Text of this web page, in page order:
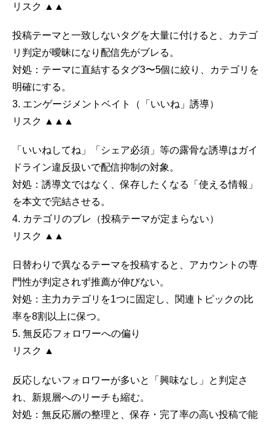
リスク ▲▲
投稿テーマと一致しないタグを大量に付けると、カテゴ
リ判定が曖昧になり配信先がブレる。
対処： テーマに直結するタグ3〜5個に絞り、カテゴリを
明確にする。
3. エンゲージメントベイト（「いいね」誘導）
リスク ▲▲▲
「いいねしてね」「シェア必須」等の露骨な誘導はガイ
ドライン違反扱いで配信抑制の対象。
対処： 誘導文ではなく、保存したくなる「使える情報」
を本文で完結させる。
4. カテゴリのブレ（投稿テーマが定まらない）
リスク ▲▲
日替わりで異なるテーマを投稿すると、アカウントの専
門性が判定されず推薦が伸びない。
対処： 主力カテゴリを1つに固定し、関連トピックの比
率を8割以上に保つ。
5. 無反応フォロワーへの偏り
リスク ▲
反応しないフォロワーが多いと「興味なし」と判定さ
れ、新規層へのリーチも縮む。
対処： 無反応層の整理と、保存・完了率の高い投稿で能